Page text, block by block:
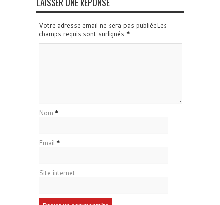
Votre adresse email ne sera pas publiéeLes
champs requis sont surlignés *
Nom *
Email *
Site internet